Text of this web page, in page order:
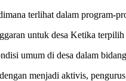
terlihat dalam program-
untuk desa Ketika
umum di desa dalam
menjadi aktivis,